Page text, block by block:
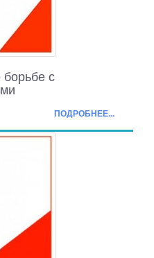
с
ПОДРОБНЕЕ...